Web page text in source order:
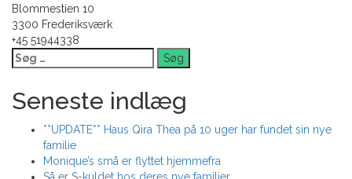
Blommestien 10
3300 Frederiksværk
+45 51944338
Søg
efter:
Seneste indlæg
**UPDATE** Haus Qira Thea på 10 uger har fundet sin nye
familie
Monique’s små er flyttet hjemmefra